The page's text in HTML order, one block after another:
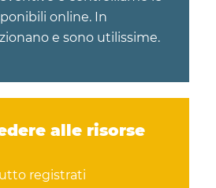
online. In
e sono utilissime.
alle risorse
registrati